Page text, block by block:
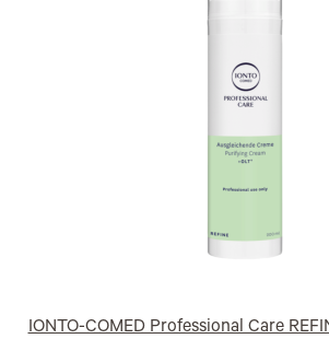
IONTO-COMED Professional Care